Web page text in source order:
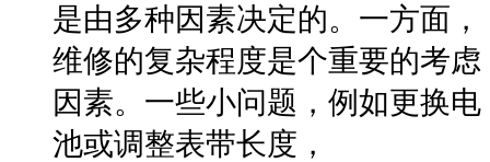
是由多种因素决定的。一方面，
维修的复杂程度是个重要的考虑
因素。一些小问题，例如更换电
池或调整表带长度，